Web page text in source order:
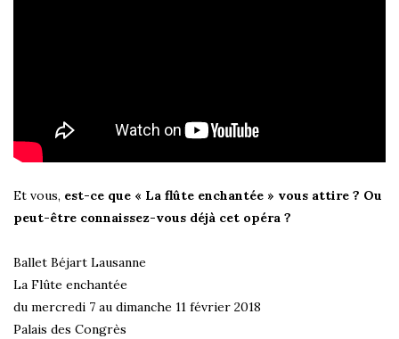
Et vous, est-ce que « La flûte enchantée » vous attire ? Ou
peut-être connaissez-vous déjà cet opéra ?
Ballet Béjart Lausanne
La Flûte enchantée
du mercredi 7 au dimanche 11 février 2018
Palais des Congrès